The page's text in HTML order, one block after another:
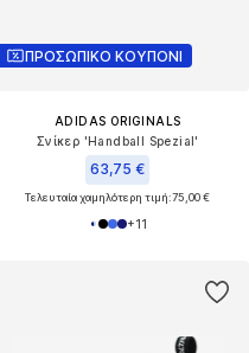
ΠΡΟΣΩΠΙΚΟ ΚΟΥΠΟΝΙ
ADIDAS ORIGINALS
Σνίκερ 'Handball Spezial'
63,75 €
Τελευταία χαμηλότερη τιμή:75,00 €
+11